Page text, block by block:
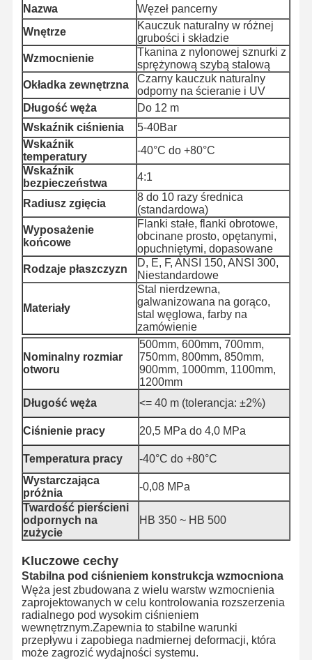
Kontrola
Jakości
Skontaktuj
Się Z Nami
Aktualności Sprawy
Blog
Poproś O
Wycenę
Kompozytowa rura węża
Węzeł odkurzacz
Obrotowy wąż wiertniczy
Rury węglowe chemiczne
Rury węża żywnościowego
Rury węża rozładowania
Węże odporne na zużycie
Wąż do ssania gnojowicy
Rura węża wodnego
Rury węża paliwowego
Wąż oleju hydraulicznego
Wąż parowy
Węża górnicza
Wąż kwasu fosforowego
Nazwa
Węzeł pancerny
Wnętrze
Kauczuk naturalny w różnej
grubości i składzie
Wzmocnienie
Tkanina z nylonowej sznurki z
sprężynową szybą stalową
Okładka zewnętrzna
Czarny kauczuk naturalny
odporny na ścieranie i UV
Długość węża
Do 12 m
Wskaźnik ciśnienia
5-40Bar
Wskaźnik
temperatury
-40°C do +80°C
Wskaźnik
bezpieczeństwa
4:1
Radiusz zgięcia
8 do 10 razy średnica
(standardowa)
Wyposażenie
końcowe
Flanki stałe, flanki obrotowe,
obcinane prosto, opętanymi,
opuchniętymi, dopasowane
Rodzaje płaszczyzn
D, E, F, ANSI 150, ANSI 300,
Niestandardowe
Materiały
Stal nierdzewna,
galwanizowana na gorąco,
stal węglowa, farby na
zamówienie
Nominalny rozmiar
otworu
500mm, 600mm, 700mm,
750mm, 800mm, 850mm,
900mm, 1000mm, 1100mm,
1200mm
Długość węża
<= 40 m (tolerancja: ±2%)
Ciśnienie pracy 20,5 MPa do 4,0 MPa
Temperatura pracy
-40°C do +80°C
Wystarczająca
próżnia
-0,08 MPa
Twardość pierścieni
odpornych na
zużycie
HB 350 ~ HB 500
Kluczowe cechy
Stabilna pod ciśnieniem konstrukcja wzmocniona
Węża jest zbudowana z wielu warstw wzmocnienia
zaprojektowanych w celu kontrolowania rozszerzenia
radialnego pod wysokim ciśnieniem
wewnętrznym.Zapewnia to stabilne warunki
przepływu i zapobiega nadmiernej deformacji, która
może zagrozić wydajności systemu.